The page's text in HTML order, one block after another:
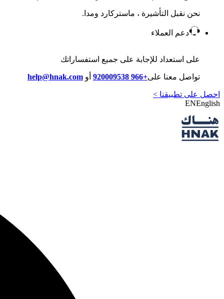
نحن نقبل التأشيرة ، ماستركارد ومدا.
دعم العملاء
على استعداد للإجابة على جميع استفساراتك
تواصل معنا على+966 920009538 أو help@hnak.com
احصل على تطبيقنا >
ENEnglish